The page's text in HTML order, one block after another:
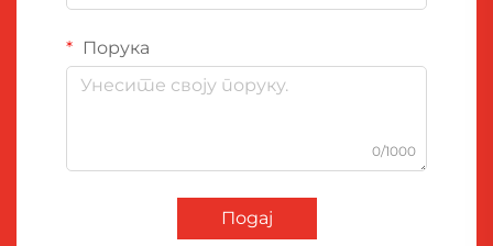
Порука
0/1000
Подај